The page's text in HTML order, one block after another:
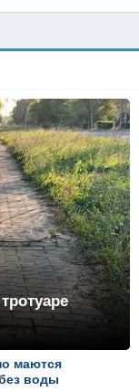
маются
воды